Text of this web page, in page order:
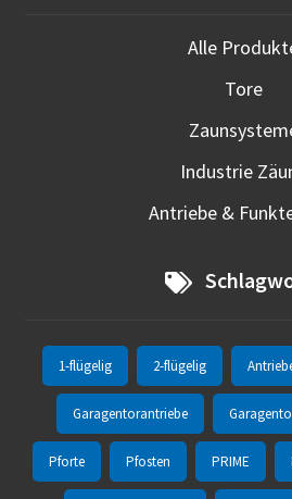
Alle
Tore
Industrie
Antriebe &
1-flügelig 2-flügelig
Garagentorantriebe
Pforte Pfosten PRIME